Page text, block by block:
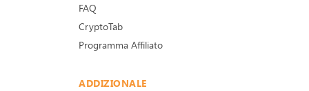
FAQ
CryptoTab
Programma Affiliato
ADDIZIONALE